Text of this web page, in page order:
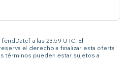
a las 23:59 UTC. El
el derecho a finalizar esta oferta
términos pueden estar sujetos a